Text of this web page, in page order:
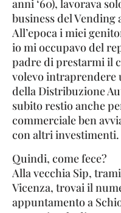
anni ‘60), lavorava
business del
All’epoca i miei
io mi occupavo del
padre di prestarmi il
volevo intraprendere
della Distribuzione
subito restio anche
commerciale ben
con altri investimenti.
Quindi, come fece?
Alla vecchia Sip,
Vicenza, trovai il
appuntamento a